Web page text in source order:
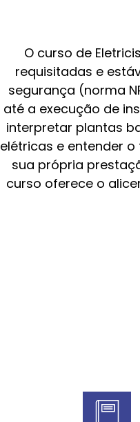
O curso de
requisitadas e
segurança (norma
até a execução de
interpretar plantas
elétricas e entender
sua própria
curso oferece o